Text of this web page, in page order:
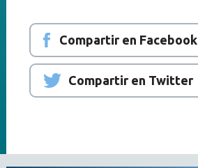
Compartir en Facebook
Compartir en Twitter